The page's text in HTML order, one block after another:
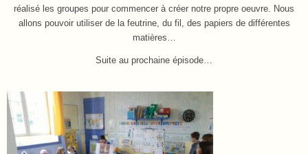
réalisé les groupes pour commencer à créer notre propre oeuvre. Nous
allons pouvoir utiliser de la feutrine, du fil, des papiers de différentes
matières…
Suite au prochaine épisode…